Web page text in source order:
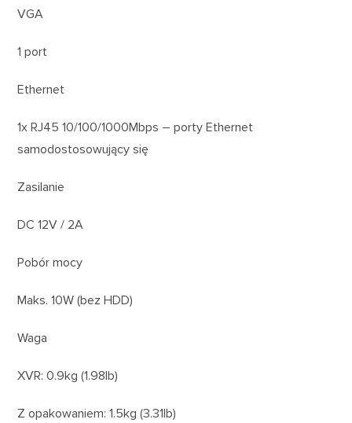
VGA
1 port
Ethernet
1x RJ45 10/100/1000Mbps – porty Ethernet
samodostosowujący się
Zasilanie
DC 12V / 2A
Pobór mocy
Maks. 10W (bez HDD)
Waga
XVR: 0.9kg (1.98Ib)
Z opakowaniem: 1.5kg (3.31Ib)